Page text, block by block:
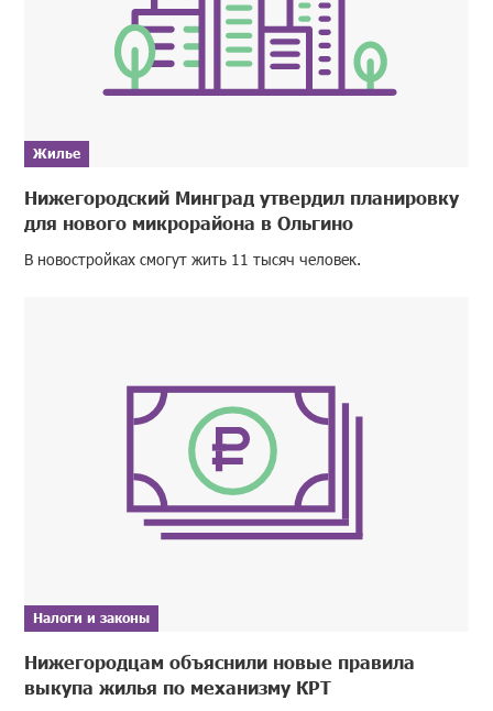
Жилье
Нижегородский Минград утвердил планировку
для нового микрорайона в Ольгино
В новостройках смогут жить 11 тысяч человек.
Налоги и законы
Нижегородцам объяснили новые правила
выкупа жилья по механизму КРТ